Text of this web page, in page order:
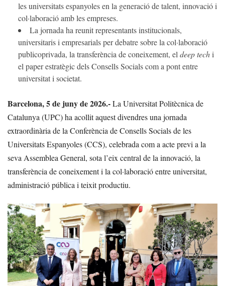
les universitats espanyoles en la generació de talent, innovació i
col·laboració amb les empreses.
La jornada ha reunit representants institucionals,
universitaris i empresarials per debatre sobre la col·laboració
publicoprivada, la transferència de coneixement, eldeep techi
el paper estratègic dels Consells Socials com a pont entre
universitat i societat.
Barcelona, 5 de juny de 2026.-La Universitat Politècnica de
Catalunya (UPC) ha acollit aquest divendres una jornada
extraordinària de la Conferència de Consells Socials de les
Universitats Espanyoles (CCS), celebrada com a acte previ a la
seva Assemblea General, sota l’eix central de la innovació, la
transferència de coneixement i la col·laboració entre universitat,
administració pública i teixit productiu.